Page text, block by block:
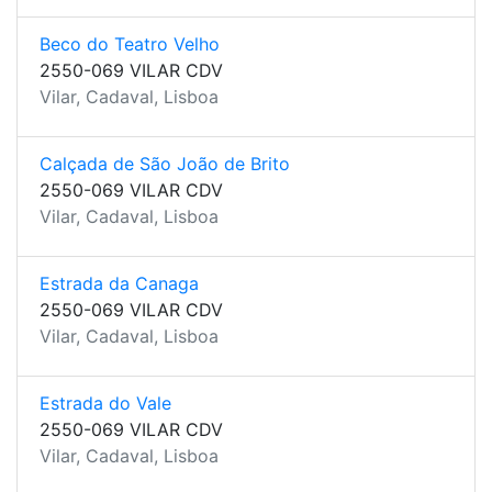
Beco do Teatro Velho
2550-069 VILAR CDV
Vilar, Cadaval, Lisboa
Calçada de São João de Brito
2550-069 VILAR CDV
Vilar, Cadaval, Lisboa
Estrada da Canaga
2550-069 VILAR CDV
Vilar, Cadaval, Lisboa
Estrada do Vale
2550-069 VILAR CDV
Vilar, Cadaval, Lisboa